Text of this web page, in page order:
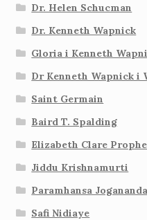
Dr. Helen Schucman
Dr. Kenneth Wapnick
Gloria i Kenneth
Dr Kenneth Wapnick i
Saint Germain
Baird T. Spalding
Elizabeth Clare
Jiddu Krishnamurti
Paramhansa Jogananda
Safi Nidiaye